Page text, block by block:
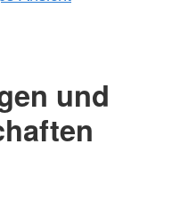
und